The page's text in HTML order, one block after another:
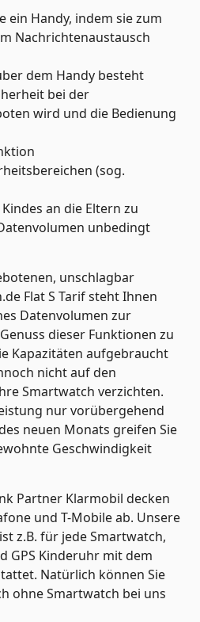
ein Handy, indem sie zum
Nachrichtenaustausch
dem Handy besteht
bei der
wird und die Bedienung
(sog.
an die Eltern zu
unbedingt
unschlagbar
Flat S Tarif steht Ihnen
Datenvolumen zur
dieser Funktionen zu
Kapazitäten aufgebraucht
nicht auf den
Smartwatch verzichten.
nur vorübergehend
neuen Monats greifen Sie
Geschwindigkeit
Partner Klarmobil decken
und T-Mobile ab. Unsere
z.B. für jede Smartwatch,
GPS Kinderuhr mit dem
Natürlich können Sie
ohne Smartwatch bei uns